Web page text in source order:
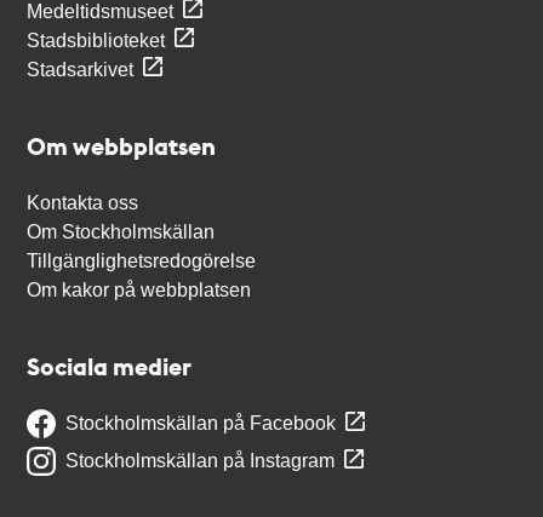
Medeltidsmuseet
Stadsbiblioteket
Stadsarkivet
Om webbplatsen
Kontakta oss
Om Stockholmskällan
Tillgänglighetsredogörelse
Om kakor på webbplatsen
Sociala medier
Stockholmskällan på Facebook
Stockholmskällan på Instagram